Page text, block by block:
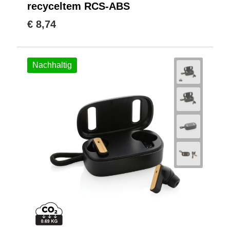
recyceltem RCS-ABS
€ 8,74
Nachhaltig